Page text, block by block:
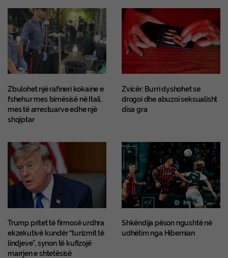
Zbulohet një rafineri kokaine e
fshehur mes bimësisë në Itali,
mes të arrestuarve edhe një
shqiptar
Zvicër: Burri dyshohet se
drogoi dhe abuzoi seksualisht
disa gra
Trump pritet të firmosë urdhra
ekzekutivë kundër “turizmit të
lindjeve”, synon të kufizojë
marrjen e shtetësisë
Shkëndija pëson ngushtë në
udhëtim nga Hibernian